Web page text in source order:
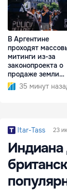
В Аргентине
проходят
митинги из-за
законопроекта о
продаже земли
иностранцам
35 минут
Itar-Tass 23